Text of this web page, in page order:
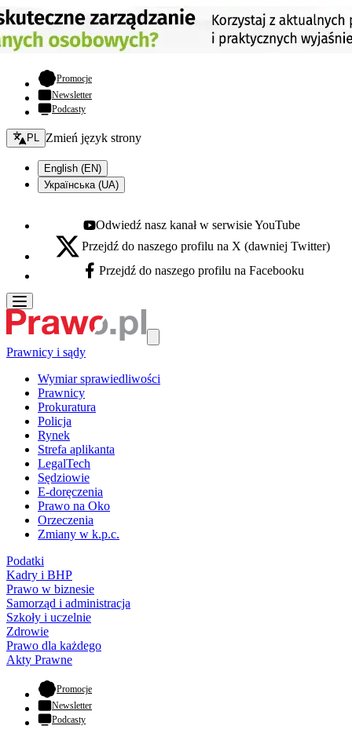
Promocje- otwiera się w nowej karcie
Newsletter
Podcasty
Zmień język - bieżący:
PL Zmień język strony
English (EN)
Українська (UA)
Youtube - otwiera się w nowej karcie
Odwiedź nasz kanał w serwisie YouTube
X - otwiera się w nowej karcie
Przejdź do naszego profilu na X (dawniej Twitter)
Facebook - otwiera się w nowej karcie
Przejdź do naszego profilu na Facebooku
Prawnicy i sądy
Wymiar sprawiedliwości
Prawnicy
Prokuratura
Policja
Rynek
Strefa aplikanta
LegalTech
Sędziowie
E-doręczenia
Prawo na Oko
Orzeczenia
Zmiany w k.p.c.
Podatki
Kadry i BHP
Prawo w biznesie
Samorząd i administracja
Szkoły i uczelnie
Zdrowie
Prawo dla każdego
Akty Prawne
Promocje- otwiera się w nowej karcie
Newsletter
Podcasty